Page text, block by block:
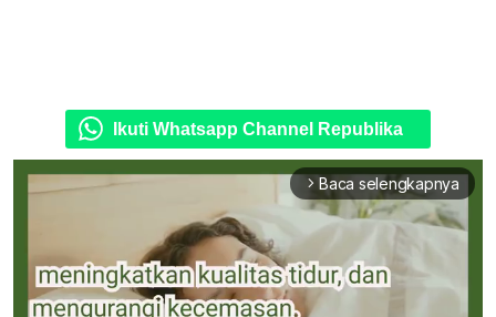
Ikuti Whatsapp Channel Republika
arrow_forward_ios Baca selengkapnya